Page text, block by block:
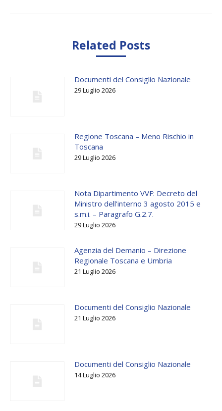
Related Posts
Documenti del Consiglio Nazionale
29 Luglio 2026
Regione Toscana – Meno Rischio in
Toscana
29 Luglio 2026
Nota Dipartimento VVF: Decreto del
Ministro dell’interno 3 agosto 2015 e
s.m.i. – Paragrafo G.2.7.
29 Luglio 2026
Agenzia del Demanio – Direzione
Regionale Toscana e Umbria
21 Luglio 2026
Documenti del Consiglio Nazionale
21 Luglio 2026
Documenti del Consiglio Nazionale
14 Luglio 2026